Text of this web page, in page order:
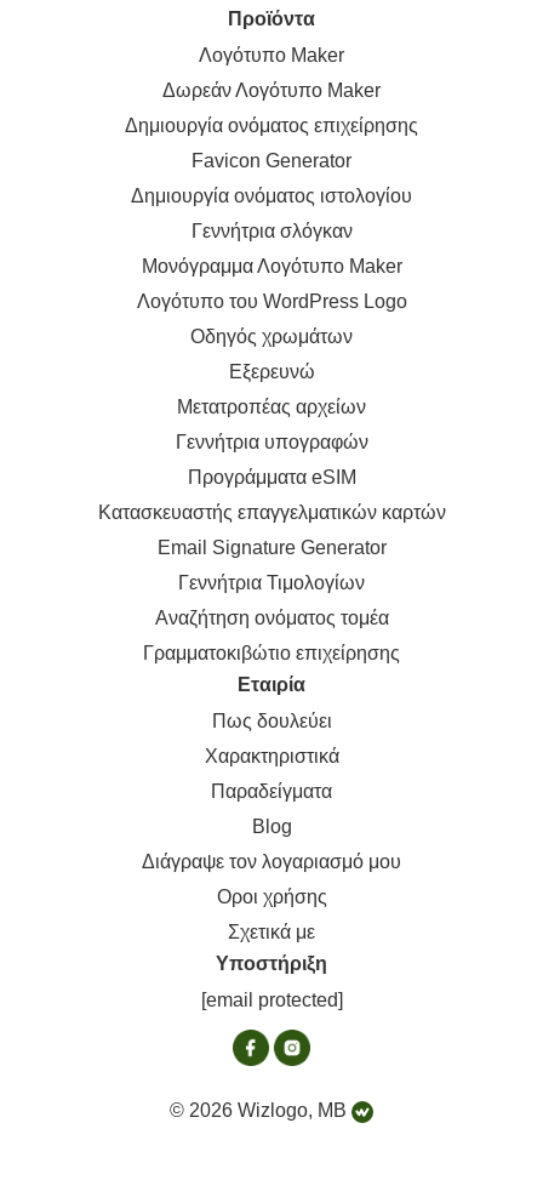
Προϊόντα
Λογότυπο Maker
Δωρεάν Λογότυπο Maker
Δημιουργία ονόματος επιχείρησης
Favicon Generator
Δημιουργία ονόματος ιστολογίου
Γεννήτρια σλόγκαν
Μονόγραμμα Λογότυπο Maker
Λογότυπο του WordPress Logo
Οδηγός χρωμάτων
Εξερευνώ
Μετατροπέας αρχείων
Γεννήτρια υπογραφών
Προγράμματα eSIM
Κατασκευαστής επαγγελματικών καρτών
Email Signature Generator
Γεννήτρια Τιμολογίων
Αναζήτηση ονόματος τομέα
Γραμματοκιβώτιο επιχείρησης
Εταιρία
Πως δουλεύει
Χαρακτηριστικά
Παραδείγματα
Blog
Διάγραψε τον λογαριασμό μου
Οροι χρήσης
Σχετικά με
Υποστήριξη
[email protected]
© 2026 Wizlogo, MB